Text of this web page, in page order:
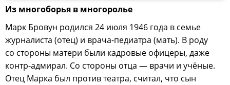
Из многоборья в многоролье
Марк Бровун родился 24 июля 1946 года в семье
журналиста (отец) и врача-педиатра (мать). В роду
со стороны матери были кадровые офицеры, даже
контр-адмирал. Со стороны отца — врачи и учёные.
Отец Марка был против театра, считал, что сын